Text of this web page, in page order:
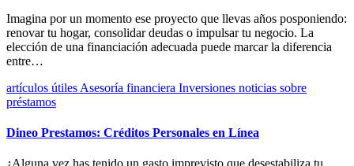
Imagina por un momento ese proyecto que llevas años posponiendo:
renovar tu hogar, consolidar deudas o impulsar tu negocio. La
elección de una financiación adecuada puede marcar la diferencia
entre…
artículos útiles Asesoría financiera Inversiones noticias sobre
préstamos
Dineo Prestamos: Créditos Personales en Línea
¿Alguna vez has tenido un gasto imprevisto que desestabiliza tu